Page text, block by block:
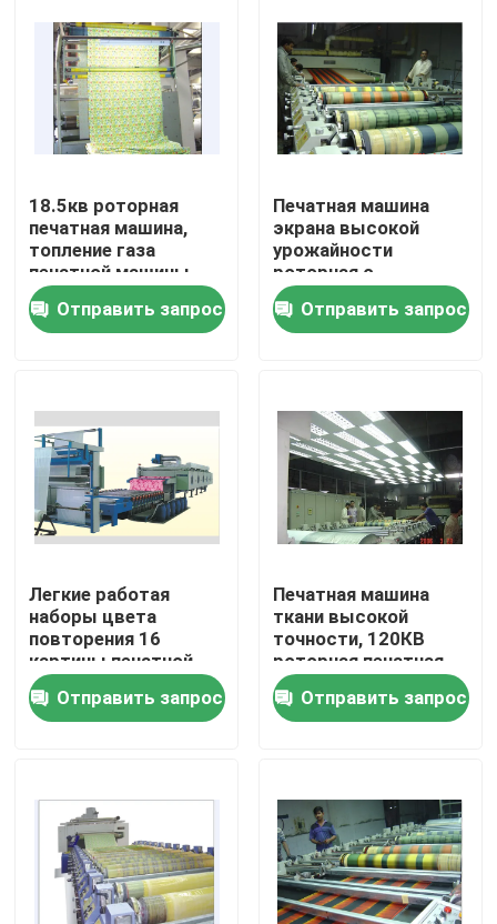
Дом
Путешествие фабрики
Свяжитесь мы
новости
доводочный станок стентер
stenter установки жары
18.5кв роторная
печатная машина,
топление газа
печатной машины
экрана ткани более
сухоеОтправить запрос
Печатная машина
экрана высокой
урожайности
роторная с
открытым -
напечатайте
фильтрующую
Отправить запрос
Легкие работая
наборы цвета
повторения 16
картины печатной
машины экрана
ткани точные
Отправить запрос
Печатная машина
ткани высокой
точности, 120КВ
роторная печатная
машина 10-100м/Мин
Отправить запрос